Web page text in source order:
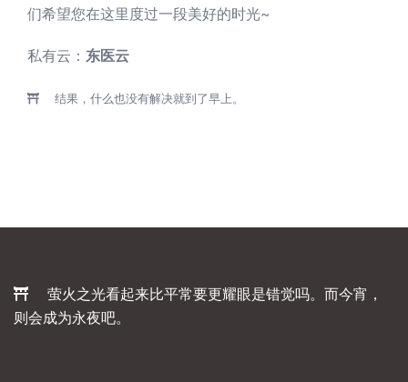
们希望您在这里度过一段美好的时光~
私有云： 东医云
结果，什么也没有解决就到了早上。
萤火之光看起来比平常要更耀眼是错觉吗。而今宵，
则会成为永夜吧。